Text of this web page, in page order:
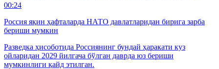
00:24
Россия яқин ҳафталарда НАТО давлатларидан бирига зарба
бериши мумкин
Разведка ҳисоботида Россиянинг бундай ҳаракати куз
ойларидан 2029 йилгача бўлган даврда юз бериши
мумкинлиги қайд этилган.